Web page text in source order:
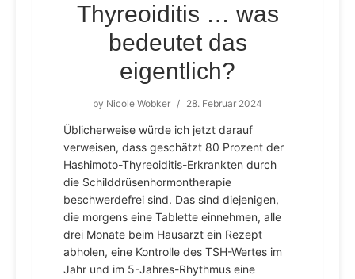
Thyreoiditis … was
bedeutet das
eigentlich?
by Nicole Wobker / 28. Februar 2024
Üblicherweise würde ich jetzt darauf
verweisen, dass geschätzt 80 Prozent der
Hashimoto-Thyreoiditis-Erkrankten durch
die Schilddrüsenhormontherapie
beschwerdefrei sind. Das sind diejenigen,
die morgens eine Tablette einnehmen, alle
drei Monate beim Hausarzt ein Rezept
abholen, eine Kontrolle des TSH-Wertes im
Jahr und im 5-Jahres-Rhythmus eine